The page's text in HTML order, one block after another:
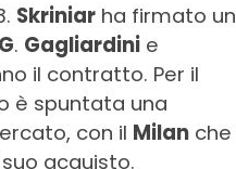
Skriniarha firmato un
. Gagliardinie
il contratto. Per il
è spuntata una
con il Milanche
acquisto.